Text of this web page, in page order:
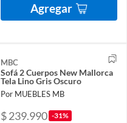
Agregar
MBC
Sofá 2 Cuerpos New Mallorca
Tela Lino Gris Oscuro
Por MUEBLES MB
$ 239.990 -31%